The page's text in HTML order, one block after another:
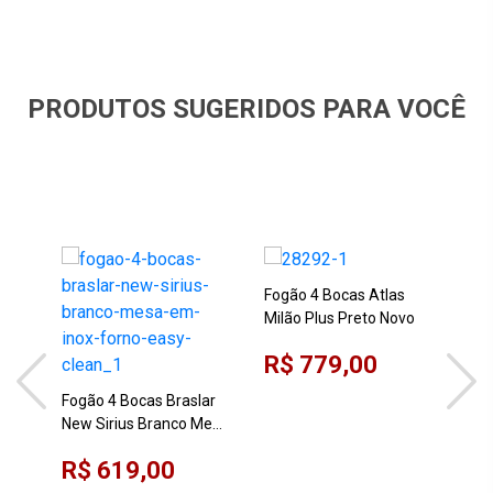
PRODUTOS SUGERIDOS PARA VOCÊ
Fogão 4 Bocas Braslar
New Sirius Branco Mesa
Clean
R$ 619,00
Fogão 4 Bocas Atlas
Milão Plus Preto Novo
R$ 779,00